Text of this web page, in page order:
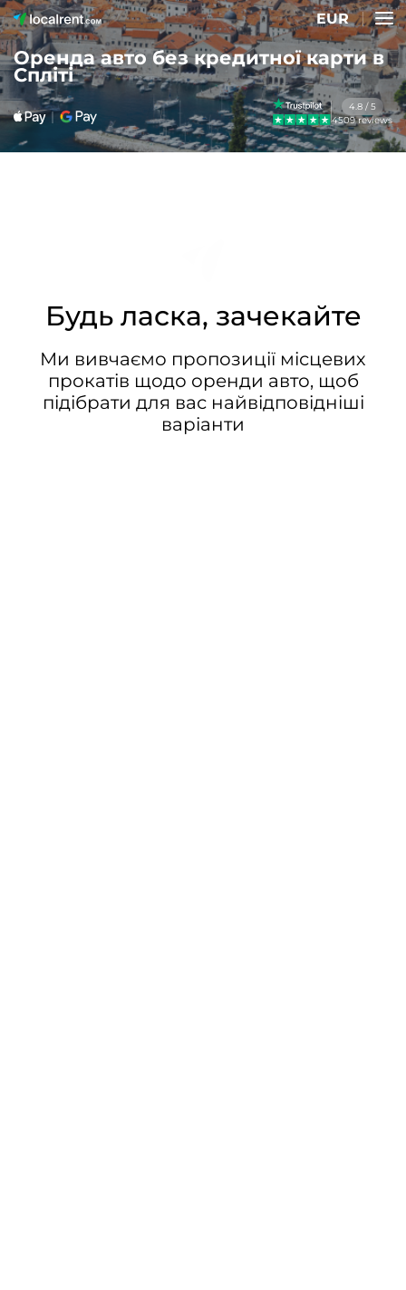
EUR
Оренда авто без кредитної карти в
Спліті
4.8 / 5
4509 reviews
Будь ласка, зачекайте
Ми вивчаємо пропозиції місцевих
прокатів щодо оренди авто, щоб
підібрати для вас найвідповідніші
варіанти